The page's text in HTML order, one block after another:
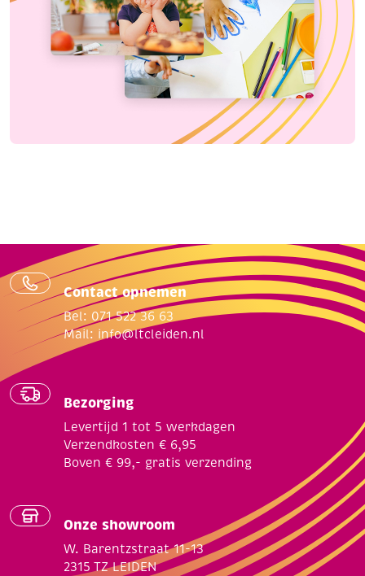
Contact opnemen
Bel: 071 522 36 63
Mail: info@ltcleiden.nl
Bezorging
Levertijd 1 tot 5 werkdagen
Verzendkosten € 6,95
Boven € 99,- gratis verzending
Onze showroom
W. Barentzstraat 11-13
2315 TZ LEIDEN